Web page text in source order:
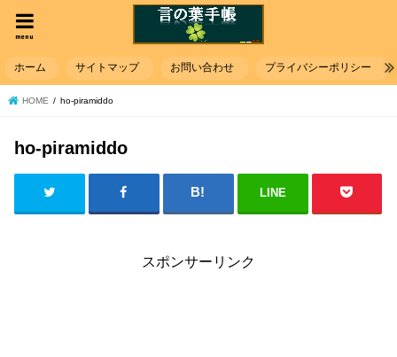
menu
ホーム サイトマップ お問い合わせ プライバシーポリシー
HOME ho-piramiddo
ho-piramiddo
LINE
スポンサーリンク